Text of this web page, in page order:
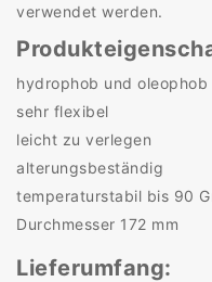
verwendet werden.
hydrophob und
sehr flexibel
leicht zu verlegen
alterungsbeständig
temperaturstabil bis 90
Durchmesser 172 mm
Lieferumfang: